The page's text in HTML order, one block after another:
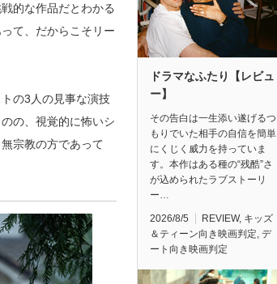
的な作品だとわかる
て、だからこそリー
の3人の見事な演技
の、視覚的に怖いシ
宗教の方であって
ドラマなふたり【レビュ
ー】
その告白は一生添い遂げるつ
もりでいた相手の自信を簡単
にくじく威力を持っていま
す。本作はある種の“残酷”さ
が込められたラブストーリ
ー…
2026/8/5 REVIEW, キッズ
＆ティーン向き映画判定, デ
ート向き映画判定